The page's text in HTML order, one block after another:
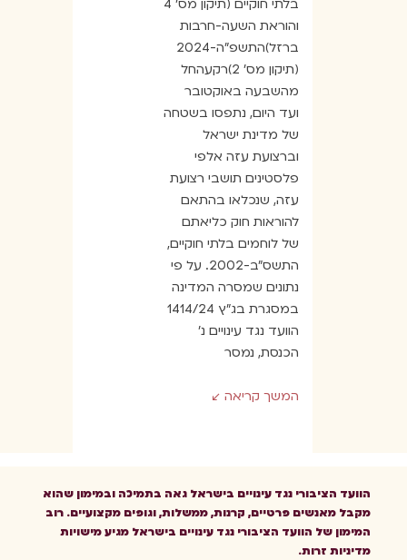
בלתי חוקיים (תיקון מס’ 4
והוראת השעה-חרבות
ברזל)התשפ”ה-2024
(תיקון מס’ 2)רקעהחל
מהשבעה באוקטובר
ועד היום, נתפסו בשטחה
של מדינת ישראל
וברצועת עזה אלפי
פלסטינים תושבי רצועת
עזה, שנכלאו בהתאם
להוראות חוק כליאתם
של לוחמים בלתי חוקיים,
התשס”ב-2002. על פי
נתונים שמסרה המדינה
במסגרת בג”ץ 1414/24
הוועד נגד עינויים נ’
הכנסת, נמסר
המשך קריאה
הוועד הציבורי נגד עינויים בישראל גאה בתמיכה ובמימון שהוא
מקבל מאנשים פרטיים, קרנות, ממשלות, וגופים מקצועיים. רוב
המימון של הוועד הציבורי נגד עינויים בישראל מגיע מישויות
מדיניות זרות.